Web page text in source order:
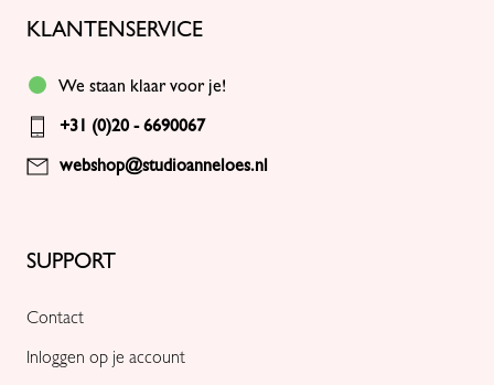
SUPPORT
Contact
Inloggen op je account
KLANTENSERVICE
We staan klaar voor je!
+31 (0)20 - 6690067
webshop@studioanneloes.nl